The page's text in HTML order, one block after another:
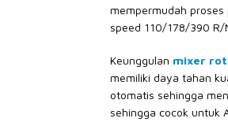
mempermudah proses
speed 110/178/390 R/
Keunggulan mixer
memiliki daya tahan
otomatis sehingga
sehingga cocok untuk